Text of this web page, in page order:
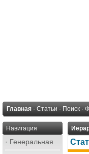
Главная · Статьи · Поиск ·
Навигация
· Генеральная